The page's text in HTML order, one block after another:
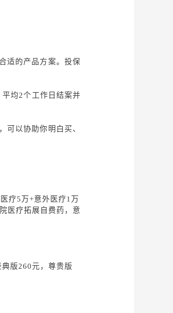
适的产品方案。投保
均2个工作日结案并
可以协助你明白买、
疗5万+意外医疗1万
医疗拓展自费药，意
版260元，尊贵版